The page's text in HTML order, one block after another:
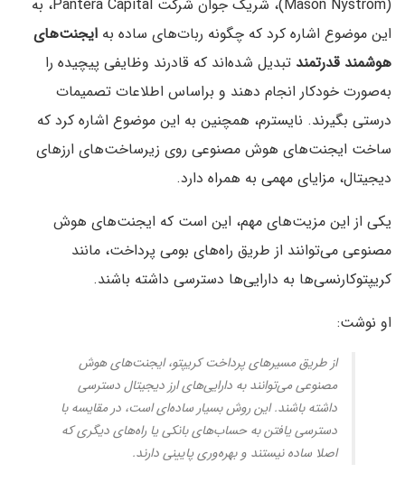
(Mason Nystrom)، شریک جوان شرکت Pantera Capital، به
این موضوع اشاره کرد که چگونه ربات‌های ساده به ایجنت‌های
هوشمند قدرتمند تبدیل شده‌اند که قادرند وظایفی پیچیده را
به‌صورت خودکار انجام دهند و براساس اطلاعات تصمیمات
درستی بگیرند. نایسترم، همچنین به این موضوع اشاره کرد که
ساخت ایجنت‌های هوش مصنوعی روی زیرساخت‌های ارزهای
دیجیتال، مزایای مهمی به همراه دارد.
یکی از این مزیت‌های مهم، این است که ایجنت‌های هوش
مصنوعی می‌توانند از طریق راه‌های بومی پرداخت، مانند
کریپتوکارنسی‌ها به دارایی‌ها دسترسی داشته باشند.
او نوشت:
از طریق مسیرهای پرداخت کریپتو، ایجنت‌های هوش
مصنوعی می‌توانند به دارایی‌های ارز دیجیتال دسترسی
داشته باشند. این روش بسیار ساده‌ای است، در مقایسه با
دسترسی یافتن به حساب‌های بانکی یا راه‌های دیگری که
اصلا ساده نیستند و بهره‌وری پایینی دارند.